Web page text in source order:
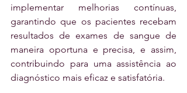
implementar melhorias contínuas,
garantindo que os pacientes recebam
resultados de exames de sangue de
maneira oportuna e precisa, e assim,
contribuindo para uma assistência ao
diagnóstico mais eficaz e satisfatória.